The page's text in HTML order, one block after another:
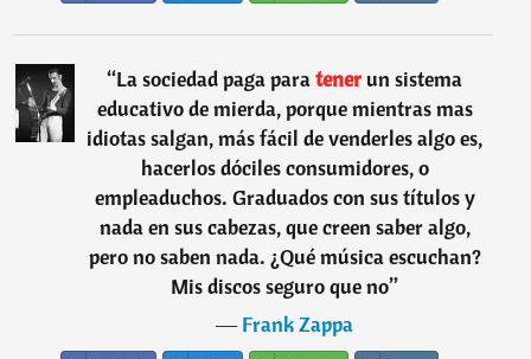
“La sociedad paga paratenerun sistema
educativo de mierda, porque mientras mas
idiotas salgan, más fácil de venderles algo es,
hacerlos dóciles consumidores, o
empleaduchos. Graduados con sus títulos y
nada en sus cabezas, que creen saber algo,
pero no saben nada. ¿Qué música escuchan?
Mis discos seguro que no”
―Frank Zappa